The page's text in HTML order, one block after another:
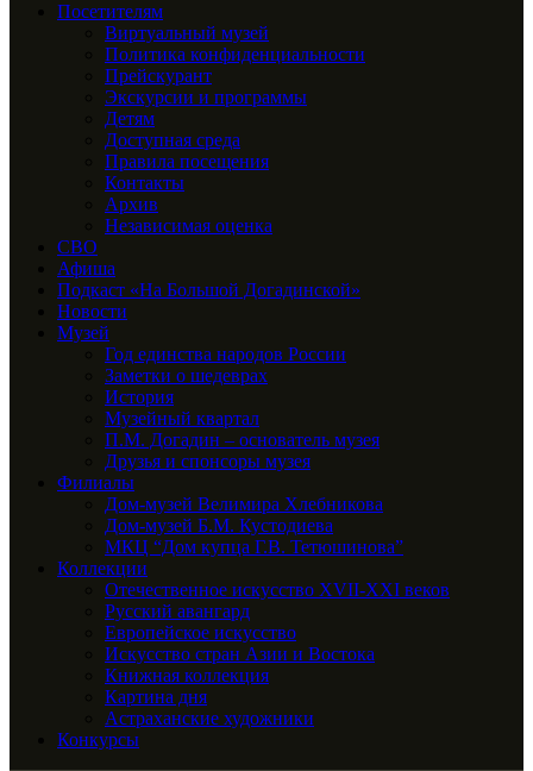
Посетителям
Виртуальный музей
Политика конфиденциальности
Прейскурант
Экскурсии и программы
Детям
Доступная среда
Правила посещения
Контакты
Архив
Независимая оценка
СВО
Афиша
Подкаст «На Большой Догадинской»
Новости
Музей
Год единства народов России
Заметки о шедеврах
История
Музейный квартал
П.М. Догадин – основатель музея
Друзья и спонсоры музея
Филиалы
Дом-музей Велимира Хлебникова
Дом-музей Б.М. Кустодиева
МКЦ “Дом купца Г.В. Тетюшинова”
Коллекции
Отечественное искусство XVII-XXI веков
Русский авангард
Европейское искусство
Искусство стран Азии и Востока
Книжная коллекция
Картина дня
Астраханские художники
Конкурсы